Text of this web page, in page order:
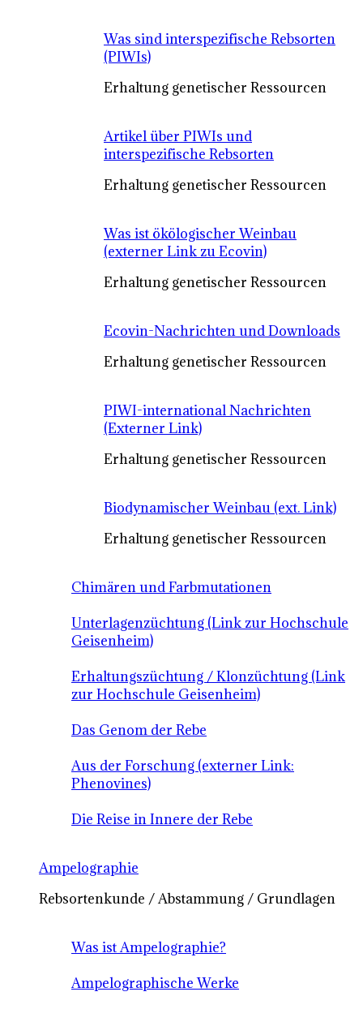
Was sind interspezifische Rebsorten
(PIWIs)
Erhaltung genetischer Ressourcen
Artikel über PIWIs und
interspezifische Rebsorten
Erhaltung genetischer Ressourcen
Was ist ökölogischer Weinbau
(externer Link zu Ecovin)
Erhaltung genetischer Ressourcen
Ecovin-Nachrichten und Downloads
Erhaltung genetischer Ressourcen
PIWI-international Nachrichten
(Externer Link)
Erhaltung genetischer Ressourcen
Biodynamischer Weinbau (ext. Link)
Erhaltung genetischer Ressourcen
Chimären und Farbmutationen
Unterlagenzüchtung (Link zur Hochschule
Geisenheim)
Erhaltungszüchtung / Klonzüchtung (Link
zur Hochschule Geisenheim)
Das Genom der Rebe
Aus der Forschung (externer Link:
Phenovines)
Die Reise in Innere der Rebe
Ampelographie
Rebsortenkunde / Abstammung / Grundlagen
Was ist Ampelographie?
Ampelographische Werke